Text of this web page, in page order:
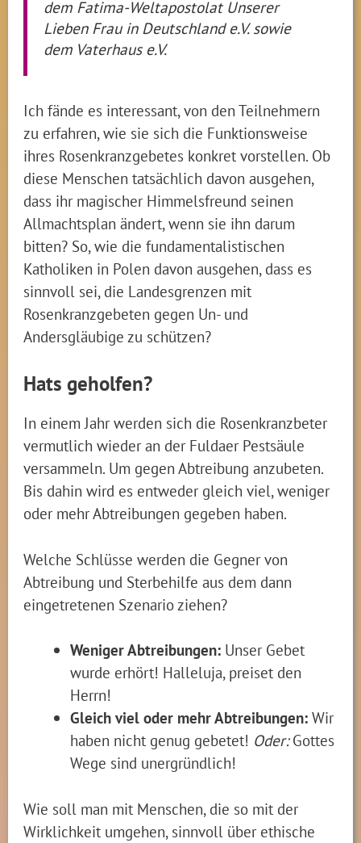
dem Fatima-Weltapostolat Unserer
Lieben Frau in Deutschland e.V. sowie
dem Vaterhaus e.V.
Ich fände es interessant, von den Teilnehmern
zu erfahren, wie sie sich die Funktionsweise
ihres Rosenkranzgebetes konkret vorstellen. Ob
diese Menschen tatsächlich davon ausgehen,
dass ihr magischer Himmelsfreund seinen
Allmachtsplan ändert, wenn sie ihn darum
bitten? So, wie die fundamentalistischen
Katholiken in Polen davon ausgehen, dass es
sinnvoll sei, die Landesgrenzen mit
Rosenkranzgebeten gegen Un- und
Andersgläubige zu schützen?
Hats geholfen?
In einem Jahr werden sich die Rosenkranzbeter
vermutlich wieder an der Fuldaer Pestsäule
versammeln. Um gegen Abtreibung anzubeten.
Bis dahin wird es entweder gleich viel, weniger
oder mehr Abtreibungen gegeben haben.
Welche Schlüsse werden die Gegner von
Abtreibung und Sterbehilfe aus dem dann
eingetretenen Szenario ziehen?
Weniger Abtreibungen:Unser Gebet
wurde erhört! Halleluja, preiset den
Herrn!
Gleich viel oder mehr Abtreibungen:Wir
haben nicht genug gebetet! Oder:Gottes
Wege sind unergründlich!
Wie soll man mit Menschen, die so mit der
Wirklichkeit umgehen, sinnvoll über ethische